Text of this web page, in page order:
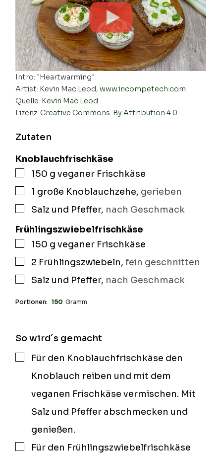
Intro: "Heartwarming"
Artist: Kevin Mac Leod,www.incompetech.com
Quelle: Kevin Mac Leod
Lizenz:Creative Commons: By Attribution 4.0
Zutaten
Knoblauchfrischkäse
▢
150 g veganer Frischkäse
▢
1 große Knoblauchzehe, gerieben
▢
Salz und Pfeffer, nach Geschmack
Frühlingszwiebelfrischkäse
▢
150 g veganer Frischkäse
▢
2 Frühlingszwiebeln,fein geschnitten
▢
Salz und Pfeffer, nach Geschmack
Portionen: 150 Gramm
So wird´s gemacht
▢
Für den Knoblauchfrischkäse den
Knoblauch reiben und mit dem
veganen Frischkäse vermischen. Mit
Salz und Pfeffer abschmecken und
genießen.
▢
Für den Frühlingszwiebelfrischkäse